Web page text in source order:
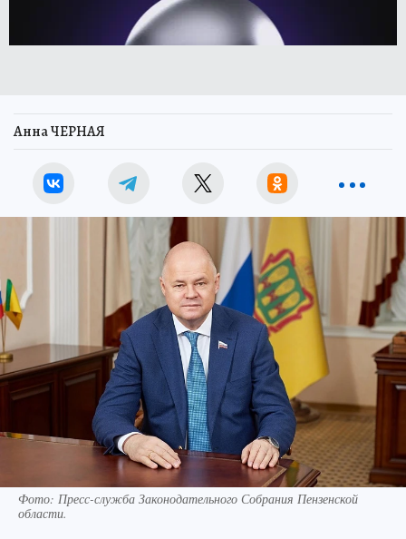
Анна ЧЕРНАЯ
Фото: Пресс-служба Законодательного Собрания Пензенской
области.